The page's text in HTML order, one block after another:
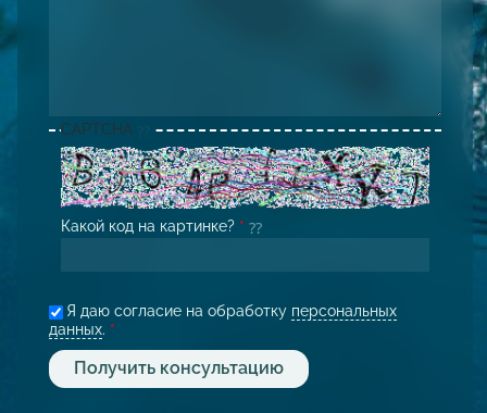
CAPTCHA
Какой код на картинке? *
Я даю согласие на обработку персональных
данных. *